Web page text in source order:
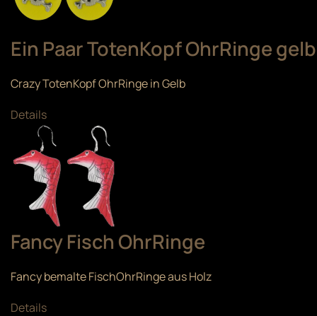
Ein Paar TotenKopf OhrRinge gelb
Crazy TotenKopf OhrRinge in Gelb
Details
Fancy Fisch OhrRinge
Fancy bemalte FischOhrRinge aus Holz
Details